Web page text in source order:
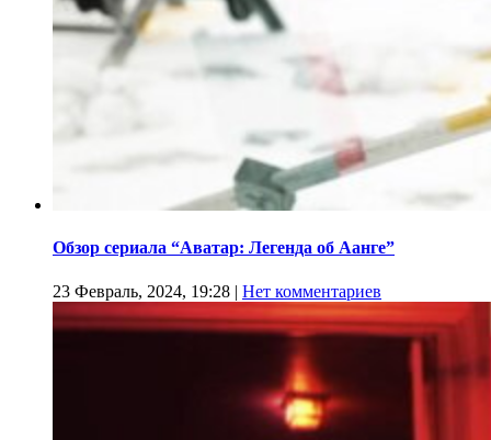
Обзор сериала “Аватар: Легенда об Аанге”
23 Февраль, 2024, 19:28 | Нет комментариев